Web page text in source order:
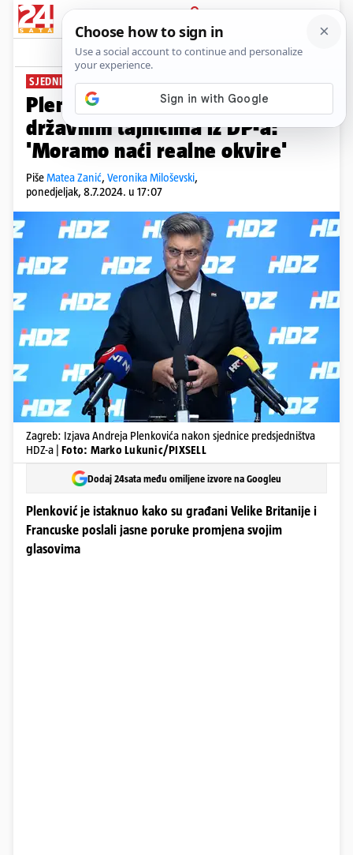
PRIJAVA
News Komentari
SJEDNICA HDZ-A
Plenković o potencijalnim
državnim tajnicima iz DP-a:
'Moramo naći realne okvire'
PišeMatea Zanić, Veronika Miloševski,
ponedjeljak, 8.7.2024. u 17:07
Zagreb: Izjava Andreja Plenkovića nakon sjednice predsjedništva
HDZ-a | Foto: Marko Lukunic/PIXSELL
Dodaj 24sata među omiljene izvore na Googleu
Plenković je istaknuo kako su građani Velike Britanije i
Francuske poslali jasne poruke promjena svojim
glasovima